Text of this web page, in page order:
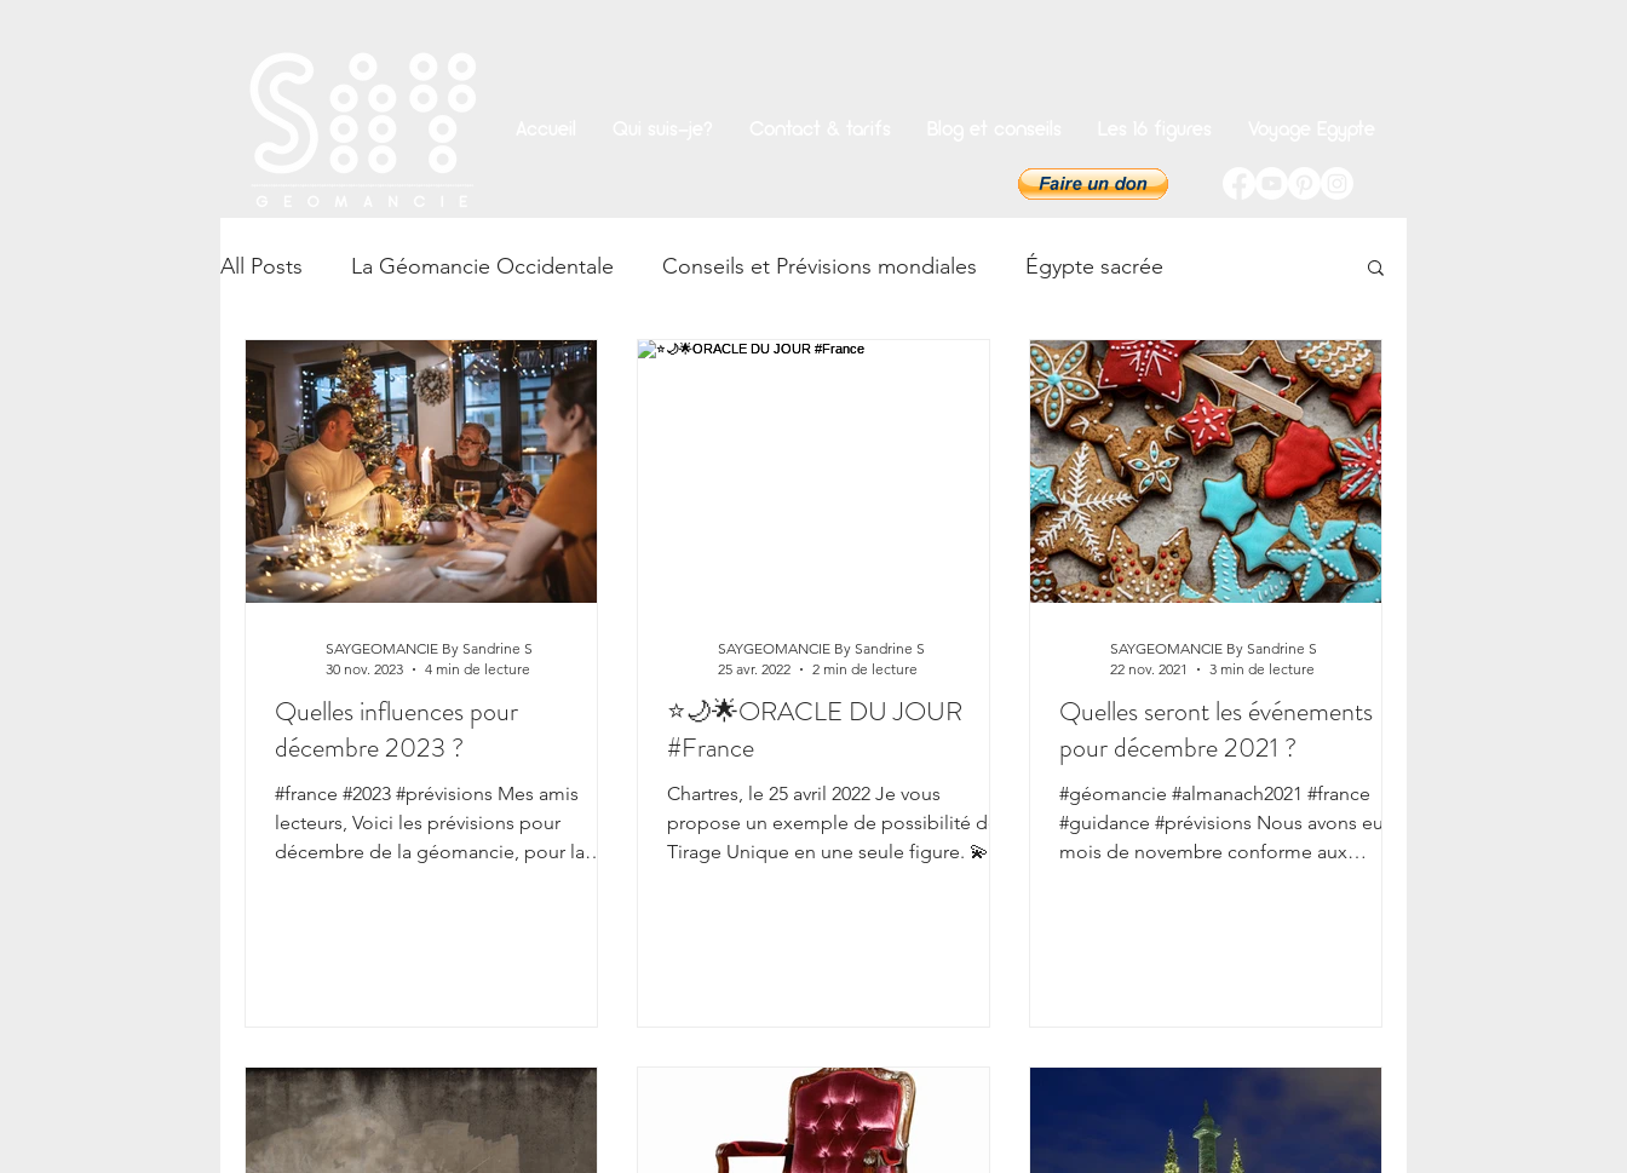
All Posts La Géomancie Occidentale Conseils et Prévisions mondiales Égypte sacrée
Rencontre, atelier et conférences Bien-être Psycho & Développement personnel
Ésotérisme – Blog Say Géomancie Les Enquêtes de l'Hermétiste
Quelles influences pour
décembre 2023 ?
#france #2023 #prévisions Mes amis
lecteurs, Voici les prévisions pour
décembre de la géomancie, pour la
SAYGEOMANCIE By Sandrine S
30 nov. 2023
4 min de lecture
⭐️🌙🌟ORACLE DU JOUR
#France
Chartres, le 25 avril 2022 Je vous
propose un exemple de possibilité de
Tirage Unique en une seule figure. 💫LA
SAYGEOMANCIE By Sandrine S
25 avr. 2022
2 min de lecture
Quelles seront les événements
pour décembre 2021 ?
#géomancie #almanach2021 #france
#guidance #prévisions Nous avons eu un
mois de novembre conforme aux
SAYGEOMANCIE By Sandrine S
22 nov. 2021
3 min de lecture